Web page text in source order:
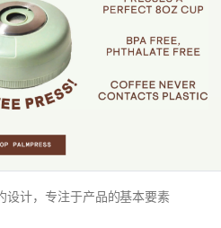
设计，专注于产品的基本要素